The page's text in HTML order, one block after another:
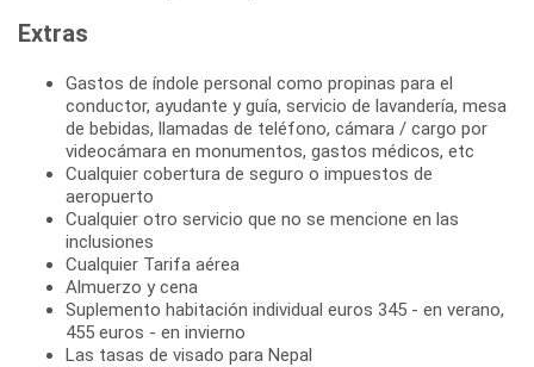
Extras
Gastos de índole personal como propinas para el
conductor, ayudante y guía, servicio de lavandería, mesa
de bebidas, llamadas de teléfono, cámara / cargo por
videocámara en monumentos, gastos médicos, etc
Cualquier cobertura de seguro o impuestos de
aeropuerto
Cualquier otro servicio que no se mencione en las
inclusiones
Cualquier Tarifa aérea
Almuerzo y cena
Suplemento habitación individual euros 345 - en verano,
455 euros - en invierno
Las tasas de visado para Nepal